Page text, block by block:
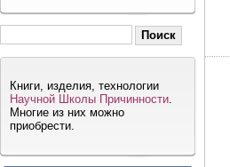
Книги, изделия, технологии
Научной Школы Причинности
Многие из них можно
приобрести.